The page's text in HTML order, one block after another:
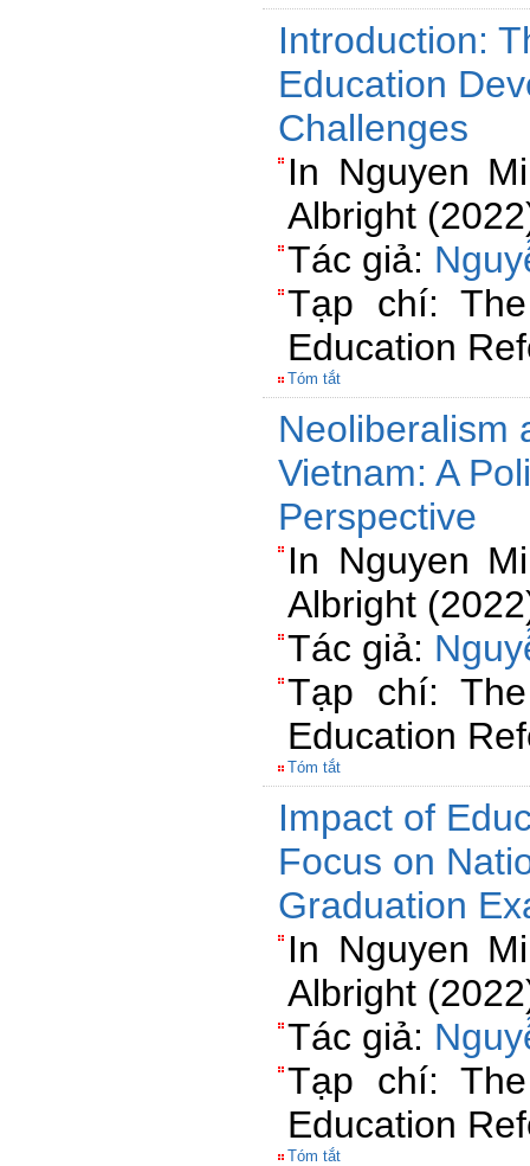
Introduction:
Education
Challenges
In Nguyen
Albright
Tác giả:
Tạp chí:
Education
Tóm tắt
Neoliberalism
Vietnam: A
Perspective
In Nguyen
Albright
Tác giả:
Tạp chí:
Education
Tóm tắt
Impact of
Focus on
Graduation
In Nguyen
Albright
Tác giả:
Tạp chí:
Education
Tóm tắt